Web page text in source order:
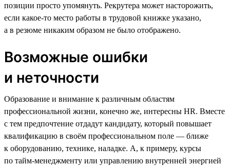
позиции просто упомянуть. Рекрутера может насторожить,
если какое-то место работы в трудовой книжке указано,
а в резюме никаким образом не было отображено.
Возможные ошибки
и неточности
Образование и внимание к различным областям
профессиональной жизни, конечно же, интересны HR. Вместе
с тем предпочтение отдадут кандидату, который повышает
квалификацию в своём профессиональном поле — ближе
к оборудованию, технике, наладке. А, к примеру, курсы
по тайм-менеджменту или управлению внутренней энергией